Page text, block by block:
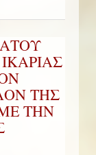
ΤΗΣ
ΤΗΝ